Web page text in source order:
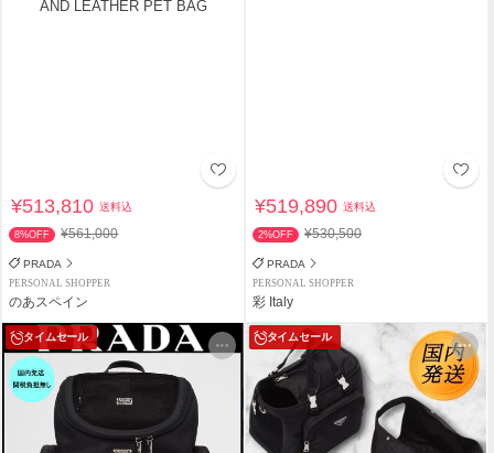
¥513,810送料込
8%OFF ¥561,000
PRADA
PERSONAL SHOPPER
のあスペイン
¥519,890送料込
2%OFF ¥530,500
PRADA
PERSONAL SHOPPER
彩 Italy
タイムセール タイムセール